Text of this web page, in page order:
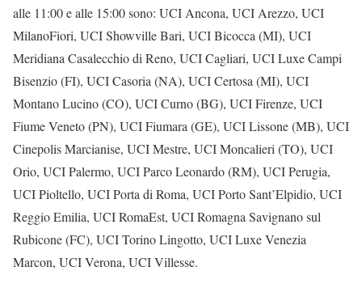
alle 11:00 e alle 15:00 sono: UCI Ancona, UCI Arezzo, UCI
MilanoFiori, UCI Showville Bari, UCI Bicocca (MI), UCI
Meridiana Casalecchio di Reno, UCI Cagliari, UCI Luxe Campi
Bisenzio (FI), UCI Casoria (NA), UCI Certosa (MI), UCI
Montano Lucino (CO), UCI Curno (BG), UCI Firenze, UCI
Fiume Veneto (PN), UCI Fiumara (GE), UCI Lissone (MB), UCI
Cinepolis Marcianise, UCI Mestre, UCI Moncalieri (TO), UCI
Orio, UCI Palermo, UCI Parco Leonardo (RM), UCI Perugia,
UCI Pioltello, UCI Porta di Roma, UCI Porto Sant’Elpidio, UCI
Reggio Emilia, UCI RomaEst, UCI Romagna Savignano sul
Rubicone (FC), UCI Torino Lingotto, UCI Luxe Venezia
Marcon, UCI Verona, UCI Villesse.